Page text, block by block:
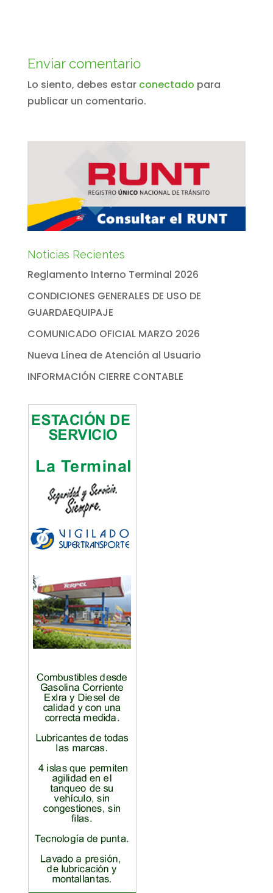
Enviar comentario
Lo siento, debes estar conectado para
publicar un comentario.
Noticias Recientes
Reglamento Interno Terminal 2026
CONDICIONES GENERALES DE USO DE
GUARDAEQUIPAJE
COMUNICADO OFICIAL MARZO 2026
Nueva Línea de Atención al Usuario
INFORMACIÓN CIERRE CONTABLE